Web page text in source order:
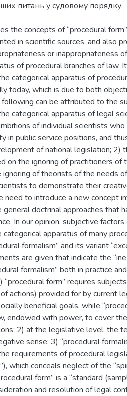
the concepts of “procedural
in scientific sources, and also
or inappropriateness
of procedural branches of law.
categorical apparatus of
today, which is due to both
following can be attributed to the
categorical apparatus of legal
of individual scientists
in public service positions, and
of national legislation; 2)
on the ignoring of practitioners
ignoring of theorists of the needs
to demonstrate their
need to introduce a new concept
general doctrinal approaches that
In our opinion, subjective
categorical apparatus of many
formalism” and its variant
are given that indicate the
formalism” both in practice
“procedural form” requires
actions) provided for by current
beneficial goals, while
endowed with power, to cover
2) at the legislative level, the
sense; 3) “procedural
requirements of procedural
which conceals neglect of the
form” is a “standard
and resolution of legal